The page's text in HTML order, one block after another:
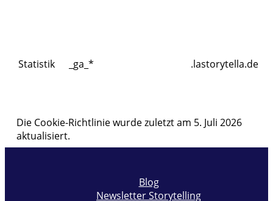
Statistik _ga_* .lastorytella.de
Die Cookie-Richtlinie wurde zuletzt am 5. Juli 2026
aktualisiert.
Blog
Newsletter Storytelling